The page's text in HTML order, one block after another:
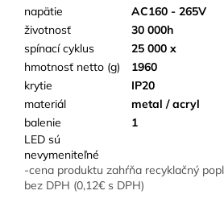
napätie
AC160 - 265V
životnosť
30 000h
spínací cyklus
25 000 x
hmotnosť netto (g)
1960
krytie
IP20
materiál
metal / acryl
balenie
1
LED sú
nevymeniteľné
-cena produktu zahŕňa recyklačný
bez DPH (0,12€ s DPH)